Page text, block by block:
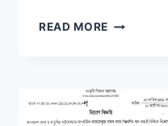
READ MORE পরিবার
বিজ্ঞপ্তি
২০২২